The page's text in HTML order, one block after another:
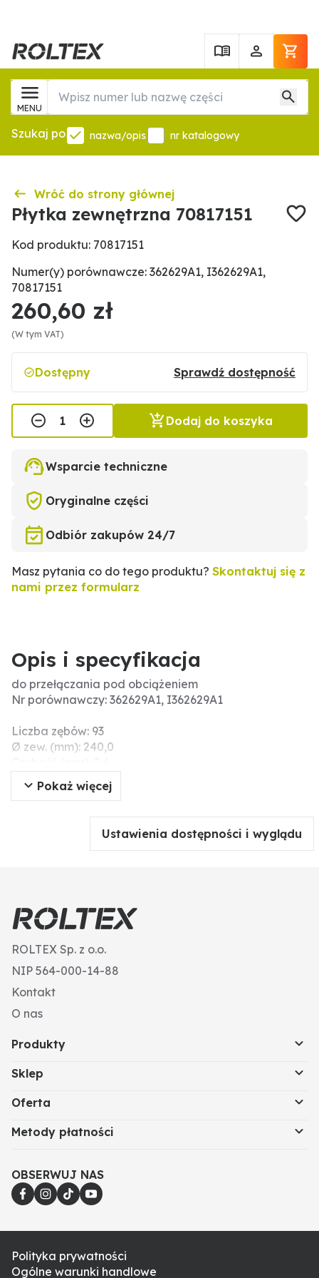
MENU
Szukaj po nazwa/opis nr katalogowy
Wróć do strony głównej
Płytka zewnętrzna 70817151
Kod produktu: 70817151
Numer(y) porównawcze: 362629A1, I362629A1,
70817151
260,60 zł
(W tym VAT)
Dostępny Sprawdź dostępność
Dodaj do koszyka
Wsparcie techniczne
Oryginalne części
Odbiór zakupów 24/7
Masz pytania co do tego produktu? Skontaktuj się z
nami przez formularz
Opis i specyfikacja
do przełączania pod obciążeniem
Nr porównawczy: 362629A1, I362629A1
Liczba zębów: 93
Ø zew. (mm): 240,0
Ø wew. (mm): 171,0
Pokaż więcej
Ustawienia dostępności i wyglądu
ROLTEX Sp. z o.o.
NIP 564-000-14-88
Kontakt
O nas
Produkty
Sklep
Oferta
Metody płatności
OBSERWUJ NAS
Polityka prywatności
Ogólne warunki handlowe